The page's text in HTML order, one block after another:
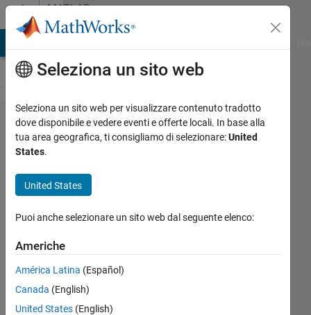
Vai al contenutoMATLAB
Answers
change
the
of a
Cem
Aslan
9 Nov
2021
Seleziona un sito web
Seleziona un sito web per visualizzare contenuto tradotto
dove disponibile e vedere eventi e offerte locali. In base alla
tua area geografica, ti consigliamo di selezionare:United
States.
United States
Puoi anche selezionare un sito web dal seguente elenco:
Americhe
América Latina (Español)
Canada (English)
United States (English)